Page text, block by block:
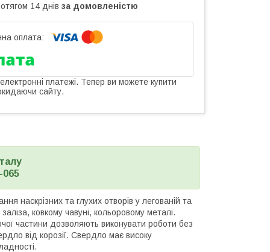
14 днів за домовленістю
платежі. Тепер ви можете купити
сайту.
наскрізних та глухих отворів у легованій та
ковкому чавуні, кольоровому металі.
частини дозволяють виконувати роботи без
від корозії. Свердло має високу